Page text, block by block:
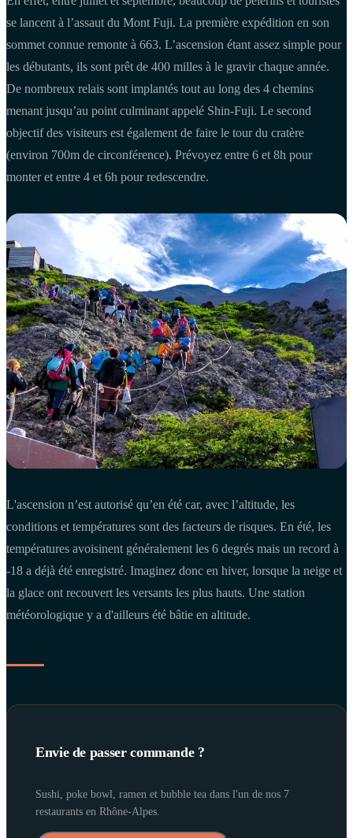
se lancent à l’assaut du Mont Fuji. La première expédition en son
sommet connue remonte à 663. L’ascension étant assez simple pour
les débutants, ils sont prêt de 400 milles à le gravir chaque année.
De nombreux relais sont implantés tout au long des 4 chemins
menant jusqu’au point culminant appelé Shin-Fuji. Le second
objectif des visiteurs est également de faire le tour du cratère
(environ 700m de circonférence). Prévoyez entre 6 et 8h pour
monter et entre 4 et 6h pour redescendre.
L'ascension n’est autorisé qu’en été car, avec l’altitude, les
conditions et températures sont des facteurs de risques. En été, les
températures avoisinent généralement les 6 degrés mais un record à
-18 a déjà été enregistré. Imaginez donc en hiver, lorsque la neige et
la glace ont recouvert les versants les plus hauts. Une station
météorologique y a d'ailleurs été bâtie en altitude.
Envie de passer commande ?
Sushi, poke bowl, ramen et bubble tea dans l'un de nos 7
restaurants en Rhône-Alpes.